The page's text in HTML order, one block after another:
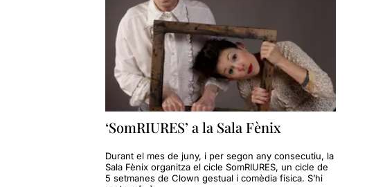
‘SomRIURES’ a la Sala Fènix
Durant el mes de juny, i per segon any consecutiu, la
Sala Fènix organitza el cicle SomRIURES, un cicle de
5 setmanes de Clown gestual i comèdia física. S’hi